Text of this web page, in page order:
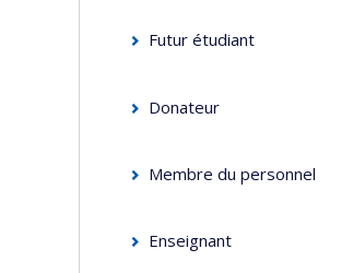
Futur étudiant
Donateur
Membre du personnel
Enseignant